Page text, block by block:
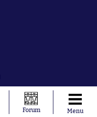
Forum Menu